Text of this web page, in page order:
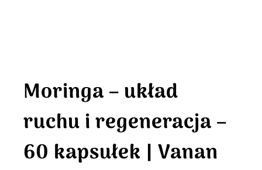
Moringa – układ
ruchu i regeneracja –
60 kapsułek | Vanan